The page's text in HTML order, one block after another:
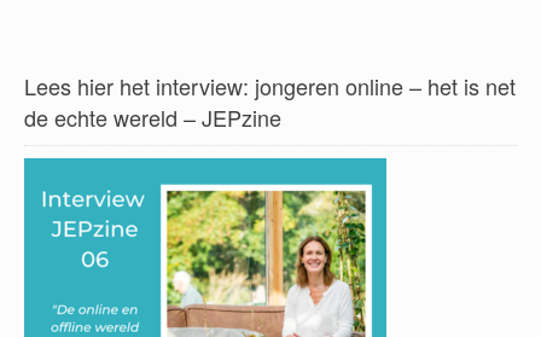
Lees hier het interview: jongeren online – het is net
de echte wereld – JEPzine